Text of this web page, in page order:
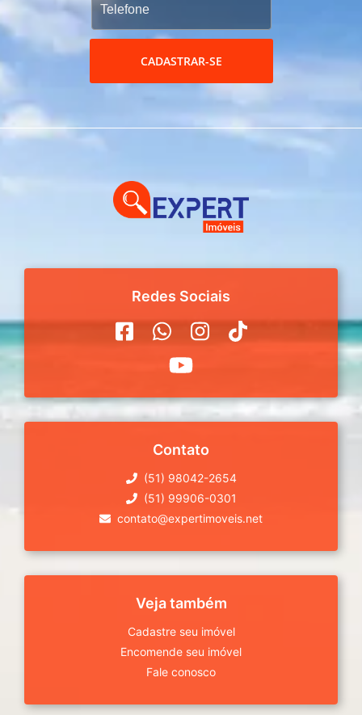
CADASTRAR-SE
Redes Sociais
Contato
(51) 98042-2654
(51) 99906-0301
contato@expertimoveis.net
Veja também
Cadastre seu imóvel
Encomende seu imóvel
Fale conosco